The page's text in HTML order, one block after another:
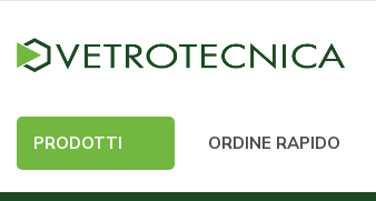
PRODOTTI ORDINE RAPIDO